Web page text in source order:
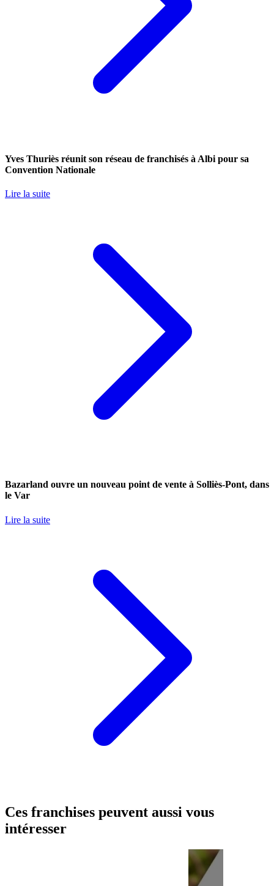
Yves Thuriès réunit son réseau de franchisés à Albi pour sa
Convention Nationale
Lire la suite
Bazarland ouvre un nouveau point de vente à Solliès-Pont, dans
le Var
Lire la suite
Ces franchises peuvent aussi vous
intéresser